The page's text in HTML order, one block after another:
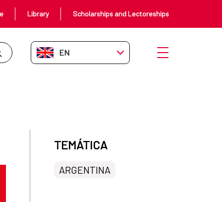
Library Scholarships and Lectoreships
EN-GB Open menu
TEMÁTICA
ARGENTINA